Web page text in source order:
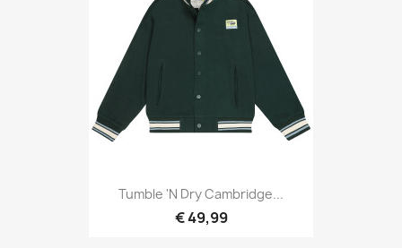
Tumble 'N Dry Cambridge...
€ 49,99